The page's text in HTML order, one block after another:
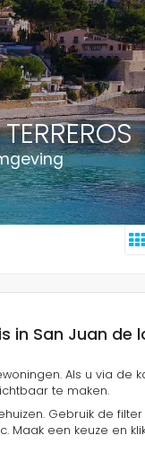
San Juan de
Als u via de
te maken.
Gebruik de
een keuze en